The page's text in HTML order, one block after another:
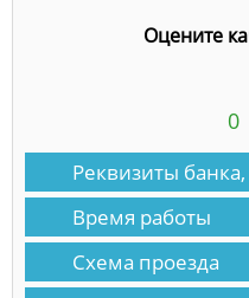
Оцените
0
Реквизиты
Время работы
Схема проезда